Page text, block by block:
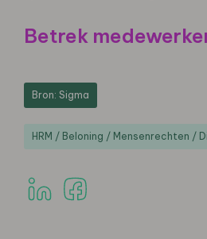
Betrek
Bron: Sigma
HRM / Beloning / Mensenrechten /